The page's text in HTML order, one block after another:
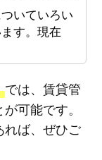
いていろい
す。現在
では、賃貸管
可能です。
れば、ぜひご